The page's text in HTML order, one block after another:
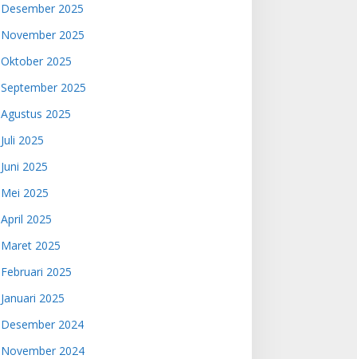
Desember 2025
November 2025
Oktober 2025
September 2025
Agustus 2025
Juli 2025
Juni 2025
Mei 2025
April 2025
Maret 2025
Februari 2025
Januari 2025
Desember 2024
November 2024